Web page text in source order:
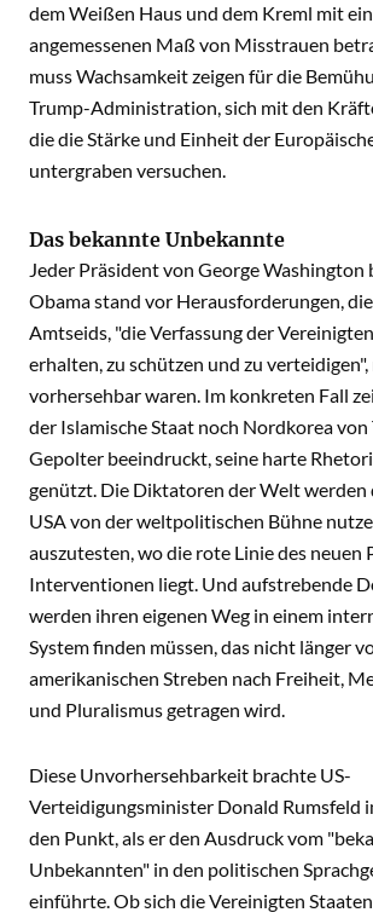
dem Weißen Haus und dem Kreml mit
angemessenen Maß von Misstrauen
muss Wachsamkeit zeigen für die
Trump-Administration, sich mit den
die die Stärke und Einheit der
untergraben versuchen.
Das bekannte Unbekannte
Jeder Präsident von George Washington
Obama stand vor Herausforderungen, die
Amtseids, "die Verfassung der
erhalten, zu schützen und zu
vorhersehbar waren. Im konkreten Fall
der Islamische Staat noch Nordkorea von
Gepolter beeindruckt, seine harte
genützt. Die Diktatoren der Welt werden
USA von der weltpolitischen Bühne
auszutesten, wo die rote Linie des neuen
Interventionen liegt. Und aufstrebende
werden ihren eigenen Weg in einem
System finden müssen, das nicht länger
amerikanischen Streben nach Freiheit,
und Pluralismus getragen wird.
Diese Unvorhersehbarkeit brachte US-
Verteidigungsminister Donald Rumsfeld
den Punkt, als er den Ausdruck vom
Unbekannten" in den politischen
einführte. Ob sich die Vereinigten